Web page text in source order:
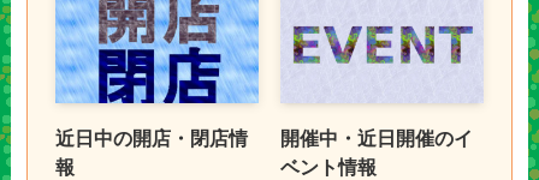
近日中の開店・閉店情
報
開催中・近日開催のイ
ベント情報